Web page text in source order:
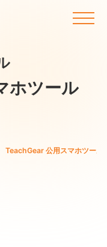
ホツール
TeachGear 公用スマホツール